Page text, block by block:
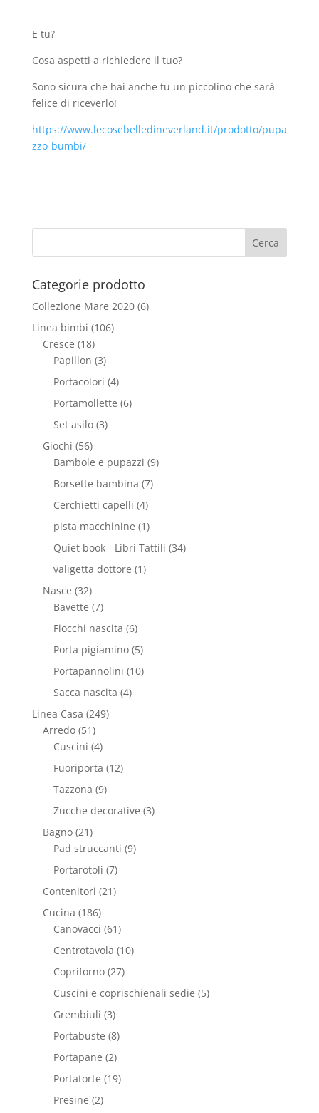
E tu?
Cosa aspetti a richiedere il tuo?
Sono sicura che hai anche tu un piccolino che sarà
felice di riceverlo!
https://www.lecosebelledineverland.it/prodotto/pupa
zzo-bumbi/
Categorie prodotto
Collezione Mare 2020 (6)
Linea bimbi (106)
Cresce (18)
Papillon (3)
Portacolori (4)
Portamollette (6)
Set asilo (3)
Giochi (56)
Bambole e pupazzi (9)
Borsette bambina (7)
Cerchietti capelli (4)
pista macchinine (1)
Quiet book - Libri Tattili (34)
valigetta dottore (1)
Nasce (32)
Bavette (7)
Fiocchi nascita (6)
Porta pigiamino (5)
Portapannolini (10)
Sacca nascita (4)
Linea Casa (249)
Arredo (51)
Cuscini (4)
Fuoriporta (12)
Tazzona (9)
Zucche decorative (3)
Bagno (21)
Pad struccanti (9)
Portarotoli (7)
Contenitori (21)
Cucina (186)
Canovacci (61)
Centrotavola (10)
Copriforno (27)
Cuscini e coprischienali sedie (5)
Grembiuli (3)
Portabuste (8)
Portapane (2)
Portatorte (19)
Presine (2)